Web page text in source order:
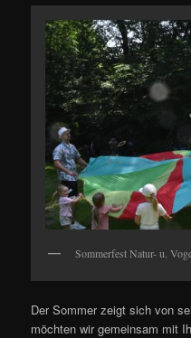
Sommerfest Natur- u.
Der Sommer zeigt sich von
möchten wir gemeinsam mit